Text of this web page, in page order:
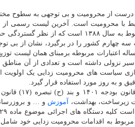
درست از محرومیت و بی توجهی به سطوح
با محرومیت است. آخرین لیست رسمی از
چهارم کشور را در برگیرد، نشان از بی
اعتبارات مربوطه برمبنای همان لیست
در خیلی از مناطق سیر نزولی داشته است و تعدادی از آن
سیاست های محرومیت زدایی یک
و به روز مورد استفاده قرار گیرد.
رئیس مرکز پژوهش های مجلس بیان کرد: تصویب احکامی همچون بند
آموزش و … و
مربوط به اقدامات محرومیت زدایی خود شامل